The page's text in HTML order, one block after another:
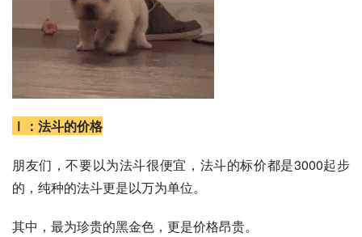
Ⅰ：法斗的价格
朋友们，不要以为法斗很便宜，法斗的标价都是3000起步
的，纯种的法斗更是以万为单位。
其中，最为珍贵的黑金色，更是价格昂贵。